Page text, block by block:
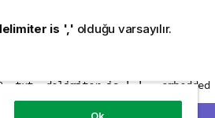
is ',' olduğu varsayılır.
txt, delimiter is ',' ,